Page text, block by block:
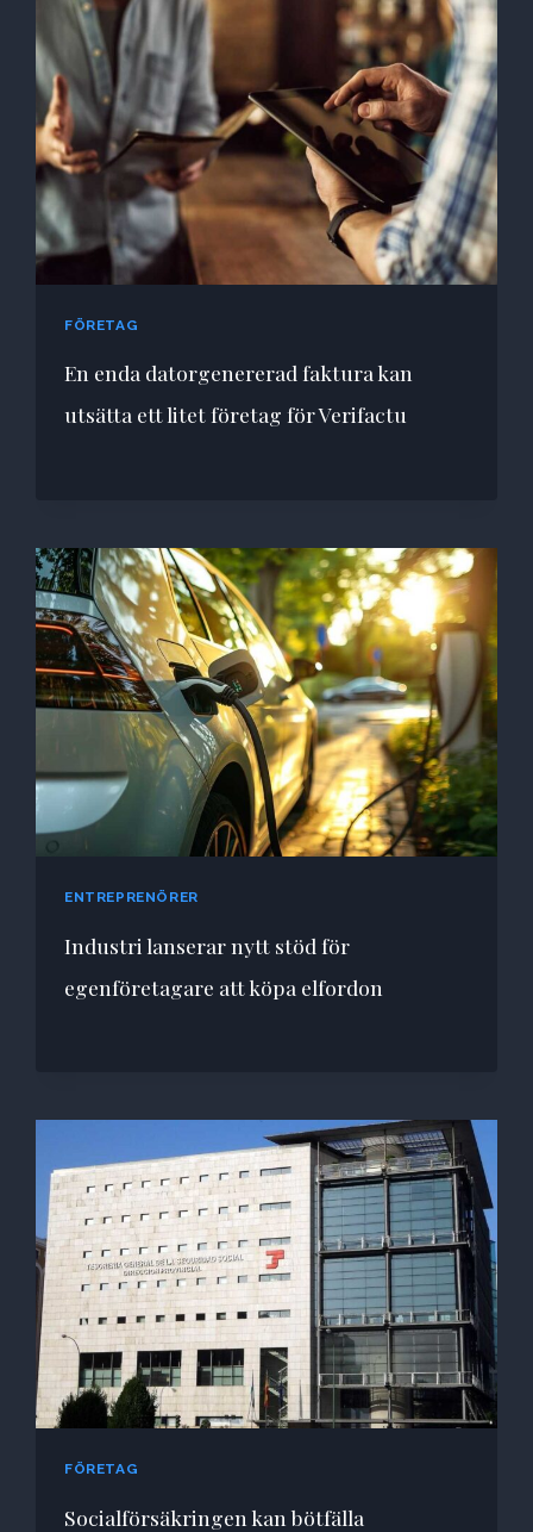
FÖRETAG
En enda datorgenererad faktura kan
utsätta ett litet företag för Verifactu
ENTREPRENÖRER
Industri lanserar nytt stöd för
egenföretagare att köpa elfordon
FÖRETAG
Socialförsäkringen kan bötfälla